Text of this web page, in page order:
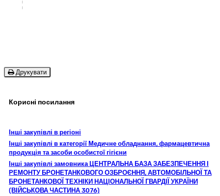
Друкувати
Корисні посилання
Інші закупівлі в регіоні
Інші закупівлі в категорії Медичне обладнання, фармацевтична
продукція та засоби особистої гігієни
Інші закупівлі замовника ЦЕНТРАЛЬНА БАЗА ЗАБЕЗПЕЧЕННЯ І
РЕМОНТУ БРОНЕТАНКОВОГО ОЗБРОЄННЯ, АВТОМОБІЛЬНОЇ ТА
БРОНЕТАНКОВОЇ ТЕХНІКИ НАЦІОНАЛЬНОЇ ГВАРДІЇ УКРАЇНИ
(ВІЙСЬКОВА ЧАСТИНА 3076)